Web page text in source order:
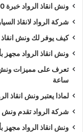
ونش انقاذ الرواد خبرة 30 عام تضمن لك خدمة مميزة
شركة الرواد لانقاذ
كيف يوفر لك ونش انقاذ
ونش انقاذ الرواد مجهز
ساعة
لماذا يعتبر ونش انقاذ
شركة الرواد تقدم ونش
ونش انقاذ الرواد مجهز